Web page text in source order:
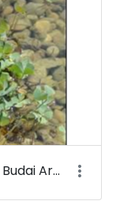
Marsilea quadrifolia - Mételyfű - Budai Arborétum